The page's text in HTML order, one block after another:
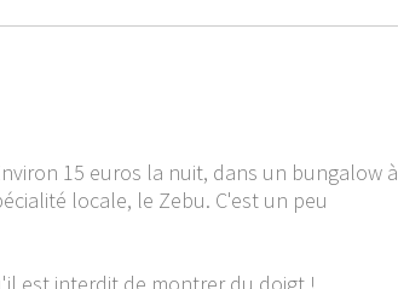
15 euros la nuit, dans un bungalow à
locale, le Zebu. C'est un peu
est interdit de montrer du doigt !